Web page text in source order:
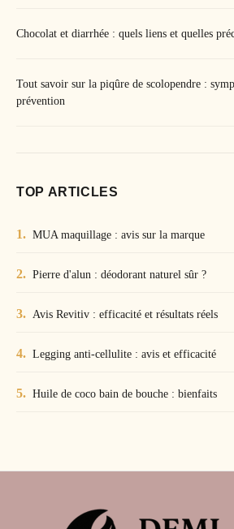
Chocolat et diarrhée : quels liens et quelles
Tout savoir sur la piqûre de scolopendre :
prévention
TOP ARTICLES
MUA maquillage : avis sur la marque
Pierre d'alun : déodorant naturel sûr ?
Avis Revitiv : efficacité et résultats réels
Legging anti-cellulite : avis et efficacité
Huile de coco bain de bouche : bienfaits